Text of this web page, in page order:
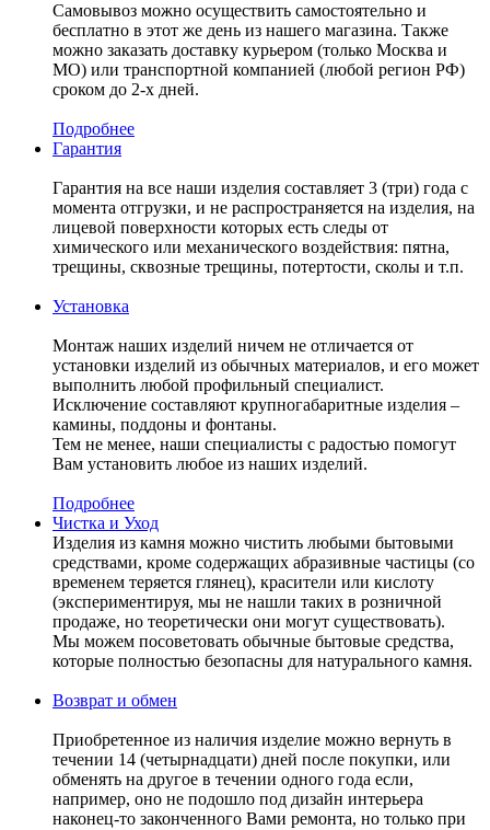
Самовывоз можно осуществить самостоятельно и
бесплатно в этот же день из нашего магазина. Также
можно заказать доставку курьером (только Москва и
МО) или транспортной компанией (любой регион РФ)
сроком до 2-х дней.
Подробнее
Гарантия
Гарантия на все наши изделия составляет 3 (три) года с
момента отгрузки, и не распространяется на изделия, на
лицевой поверхности которых есть следы от
химического или механического воздействия: пятна,
трещины, сквозные трещины, потертости, сколы и т.п.
Установка
Монтаж наших изделий ничем не отличается от
установки изделий из обычных материалов, и его может
выполнить любой профильный специалист.
Исключение составляют крупногабаритные изделия –
камины, поддоны и фонтаны.
Тем не менее, наши специалисты с радостью помогут
Вам установить любое из наших изделий.
Подробнее
Чистка и Уход
Изделия из камня можно чистить любыми бытовыми
средствами, кроме содержащих абразивные частицы (со
временем теряется глянец), красители или кислоту
(экспериментируя, мы не нашли таких в розничной
продаже, но теоретически они могут существовать).
Мы можем посоветовать обычные бытовые средства,
которые полностью безопасны для натурального камня.
Возврат и обмен
Приобретенное из наличия изделие можно вернуть в
течении 14 (четырнадцати) дней после покупки, или
обменять на другое в течении одного года если,
например, оно не подошло под дизайн интерьера
наконец-то законченного Вами ремонта, но только при